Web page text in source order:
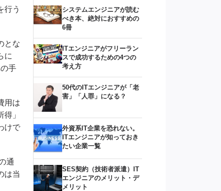
行う
とな
に
手
用は
」
けで
通
は当
システムエンジニアが読む
べき本、絶対におすすめの
6冊
ITエンジニアがフリーラン
スで成功するための4つの
考え方
50代のITエンジニアが「老
害」「人罪」になる？
外資系IT企業を恐れない。
ITエンジニアが知っておき
たい企業一覧
SES契約（技術者派遣）IT
エンジニアのメリット・デ
メリット